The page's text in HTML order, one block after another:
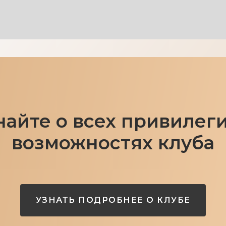
УЗНАТЬ ПОДРОБНЕЕ О КЛУБЕ
о всех
возможностях клуба